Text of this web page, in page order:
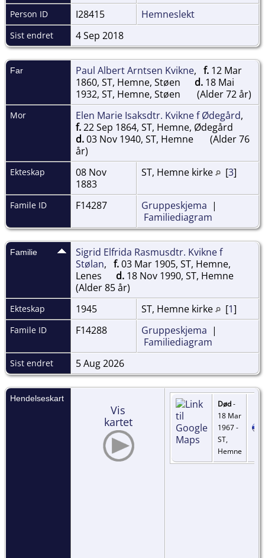
Person ID I28415 Hemneslekt
Sist endret 4 Sep 2018
Far Paul Albert Arntsen Kvikne, f. 12 Mar
1860, ST, Hemne, Støen
d. 18 Mai
1932, ST, Hemne, Støen
(Alder 72 år)
Mor Elen Marie Isaksdtr. Kvikne f Ødegård,
f.22 Sep 1864, ST, Hemne, Ødegård
d.03 Nov 1940, ST, Hemne
(Alder 76
år)
Ekteskap
08 Nov
1883
ST, Hemne kirke [3]
Famile ID F14287 Gruppeskjema |
Familiediagram
Familie
Sigrid Elfrida Rasmusdtr. Kvikne f
Stølan, f.03 Mar 1905, ST, Hemne,
Lenes
d. 18 Nov 1990, ST, Hemne
(Alder 85 år)
Ekteskap 1945 ST, Hemne kirke [1]
Famile ID F14288 Gruppeskjema |
Familiediagram
Sist endret 5 Aug 2026
Hendelseskart
Vis
kartet
Død-
18 Mar
1967 -
ST,
Hemne